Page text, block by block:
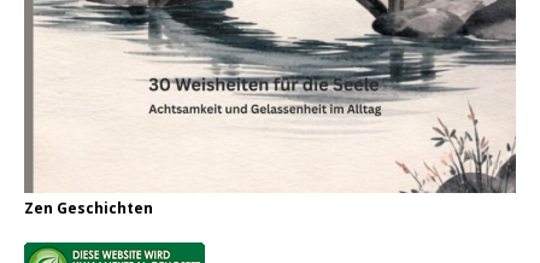
Zen Geschichten